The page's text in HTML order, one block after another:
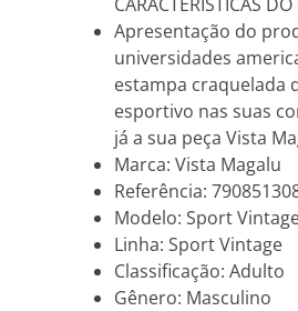
Apresentação do
universidades
estampa craquelada
esportivo nas suas
já a sua peça Vista
Marca: Vista Magalu
Referência:
Modelo: Sport
Linha: Sport Vintage
Classificação: Adulto
Gênero: Masculino